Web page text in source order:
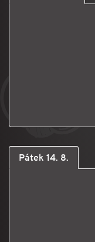
Pátek 14. 8.